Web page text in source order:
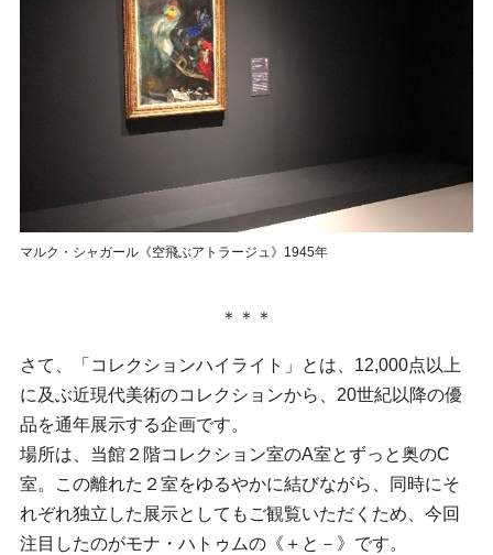
マルク・シャガール《空飛ぶアトラージュ》1945年
＊＊＊
さて、「コレクションハイライト」とは、12,000点以上
に及ぶ近現代美術のコレクションから、20世紀以降の優
品を通年展示する企画です。
場所は、当館２階コレクション室のA室とずっと奥のC
室。この離れた２室をゆるやかに結びながら、同時にそ
れぞれ独立した展示としてもご観覧いただくため、今回
注目したのがモナ・ハトゥムの《＋と－》です。